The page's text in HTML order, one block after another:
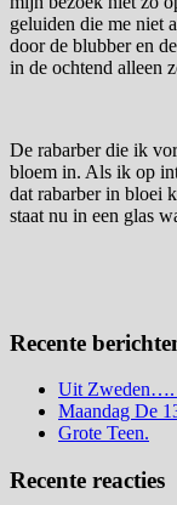
geluiden die me niet
door de blubber en
in de ochtend alleen
De rabarber die ik
bloem in. Als ik op
dat rabarber in bloei
staat nu in een glas
Recente
Uit Zweden….
Maandag De
Grote Teen.
Recente reacties